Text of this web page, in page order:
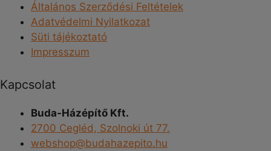
Általános Szerződési Feltételek
Adatvédelmi Nyilatkozat
Süti tájékoztató
Impresszum
Kapcsolat
Buda-Házépítő Kft.
2700 Cegléd, Szolnoki út 77.
webshop@budahazepito.hu